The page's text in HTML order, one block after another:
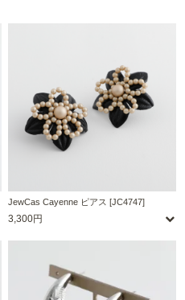
JewCas Cayenne ピアス [JC4747]
3,300円